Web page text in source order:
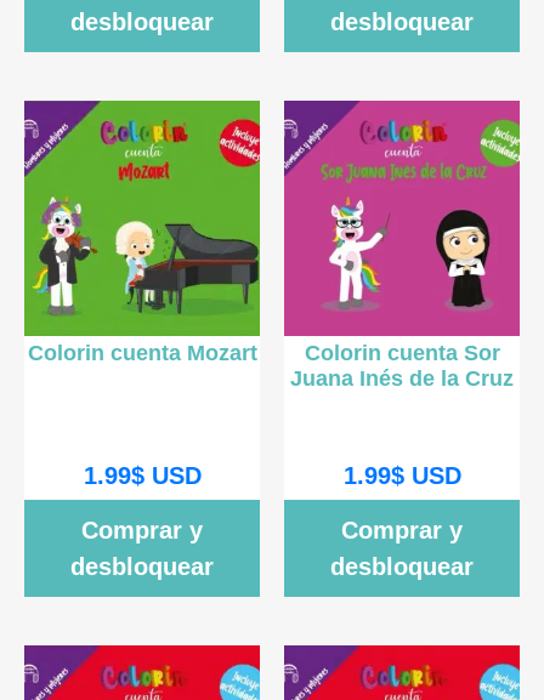
desbloquear
desbloquear
Colorin cuenta Mozart
1.99$USD
Comprar y
desbloquear
Colorin cuenta Sor
Juana Inés de la Cruz
1.99$USD
Comprar y
desbloquear